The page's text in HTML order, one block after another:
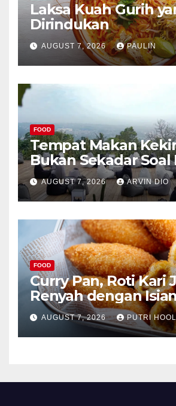
Laksa Kuah Gurih
Dirindukan
AUGUST 7, 2026 PAULIN
FOOD
Tempat Makan
Bukan Sekadar Soal
AUGUST 7, 2026 ARVIN DIO
FOOD
Curry Pan, Roti Kari
Renyah dengan
Menggoda
AUGUST 7, 2026 PUTRI